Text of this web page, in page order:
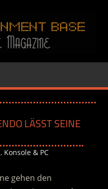
LÄSST SEINE
, Konsole & PC
gehen den